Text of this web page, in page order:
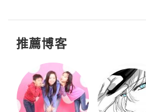
推薦博客